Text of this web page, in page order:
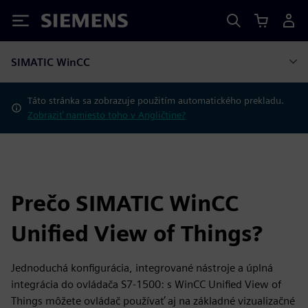
Siemens
SIMATIC WinCC
Táto stránka sa zobrazuje použitím automatického prekladu.
Zobraziť namiesto toho v Angličtine?
Prečo SIMATIC WinCC
Unified View of Things?
Jednoduchá konfigurácia, integrované nástroje a úplná
integrácia do ovládača S7-1500: s WinCC Unified View of
Things môžete ovládač používať aj na základné vizualizačné